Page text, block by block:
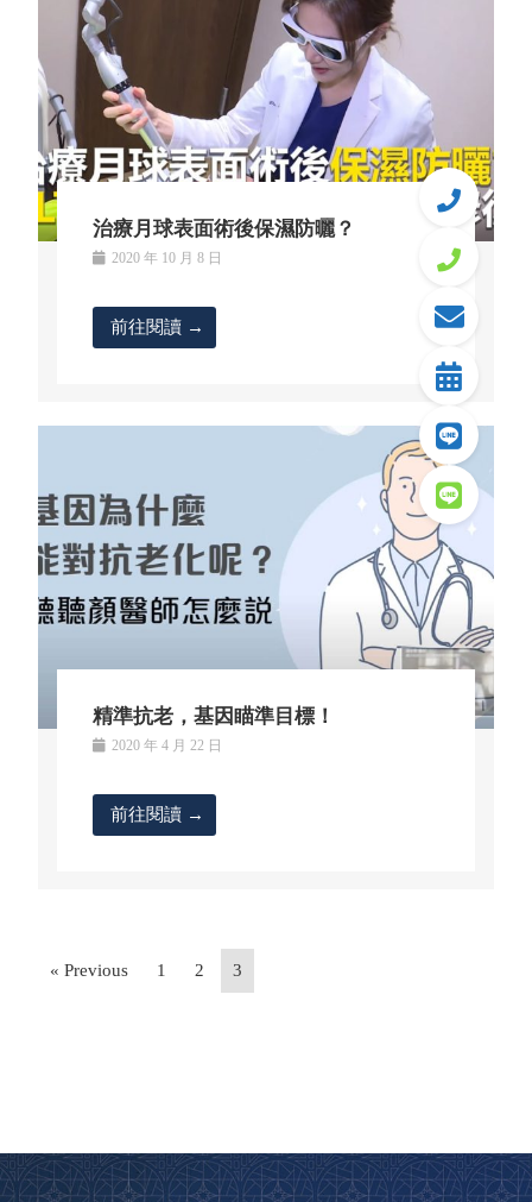
治療月球表面術後保濕防曬？
2020 年 10 月 8 日
前往閱讀 →
精準抗老，基因瞄準目標！
2020 年 4 月 22 日
前往閱讀 →
« Previous 1 2 3